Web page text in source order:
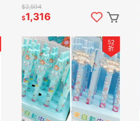
$2,504
$1,316
52
折